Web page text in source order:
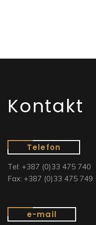
Kontakt
Telefon
Tel: +387 (0)33 475 740
Fax: +387 (0)33 475 749
e-mail